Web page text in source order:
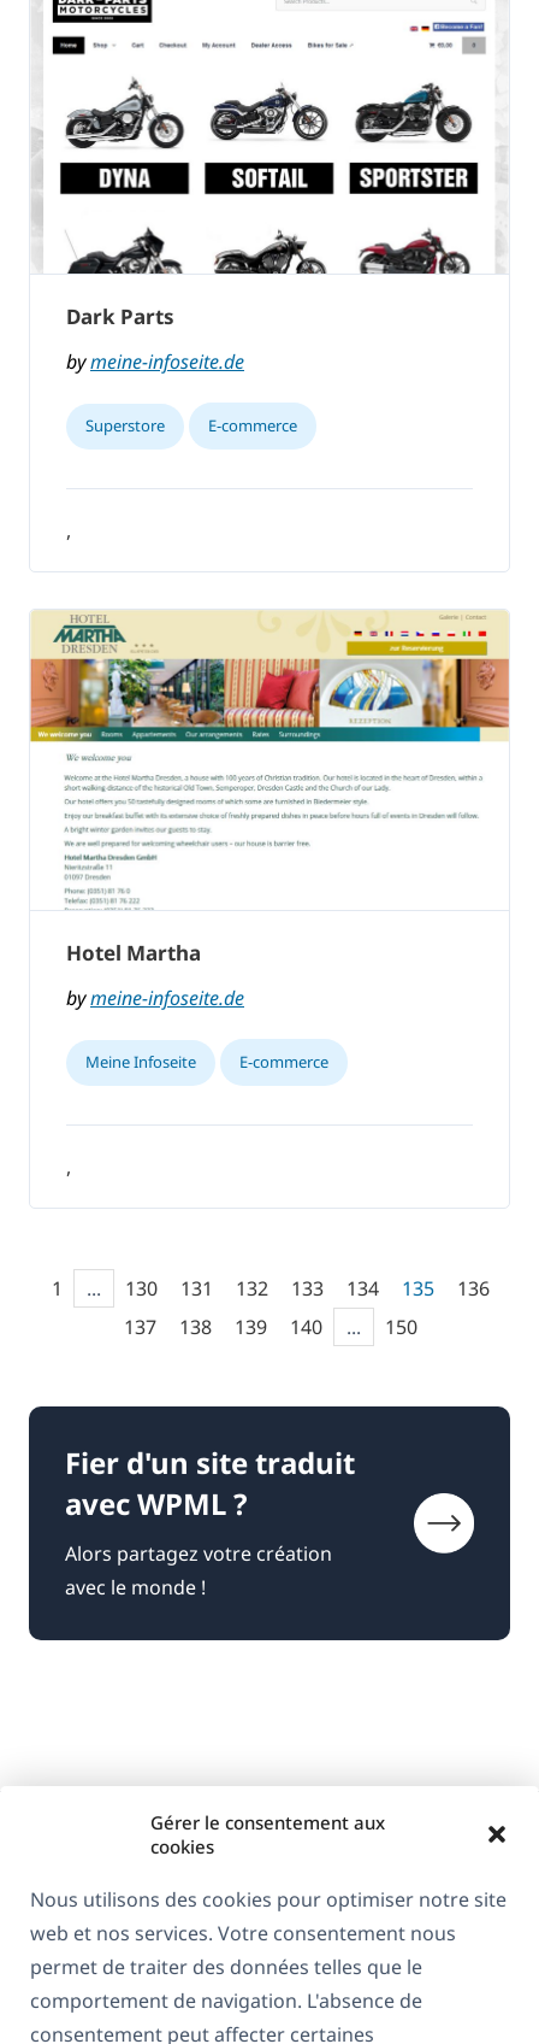
Gérer le consentement aux
cookies
Nous utilisons des cookies pour optimiser notre site
web et nos services. Votre consentement nous
permet de traiter des données telles que le
comportement de navigation. L'absence de
consentement peut affecter certaines
Dark Parts
bymeine-infoseite.de
Superstore E-commerce
,
Hotel Martha
bymeine-infoseite.de
Meine Infoseite E-commerce
,
1 ... 130 131 132 133 134 135
136
137
138 139 140 ... 150
Fier d'un site traduit
avec WPML ?
Alors partagez votre création
avec le monde !
À propos de WPML
RGPD & Politique de confidentialité
Rejoignez notre équipe